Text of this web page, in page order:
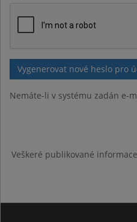
Nemáte-li v systému zadán e-
Veškeré publikované